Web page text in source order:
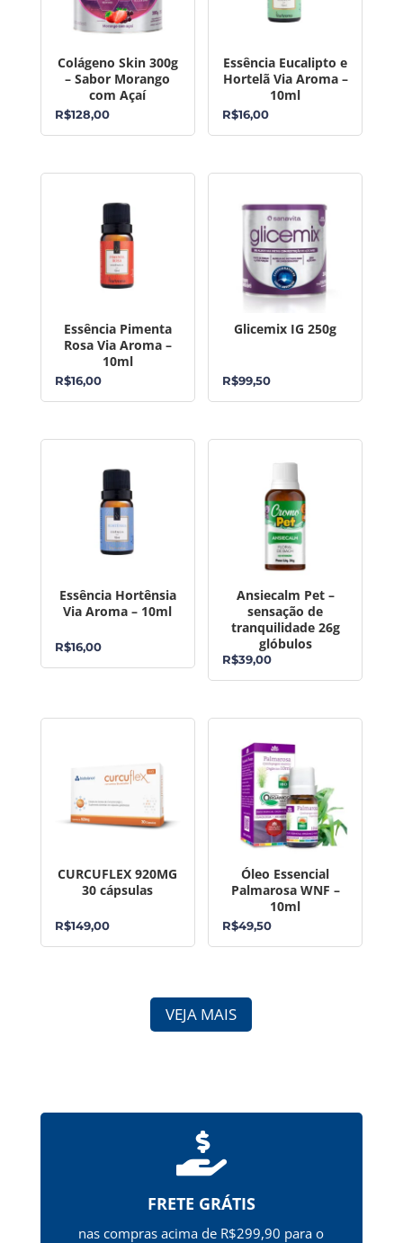
Colágeno Skin 300g
– Sabor Morango
com Açaí
R$128,00
Essência Eucalipto e
Hortelã Via Aroma –
10ml
R$16,00
Essência Pimenta
Rosa Via Aroma –
10ml
R$16,00
Glicemix IG 250g
R$99,50
Essência Hortênsia
Via Aroma – 10ml
R$16,00
Ansiecalm Pet –
sensação de
tranquilidade 26g
glóbulos
R$39,00
CURCUFLEX 920MG
30 cápsulas
R$149,00
Óleo Essencial
Palmarosa WNF –
10ml
R$49,50
VEJA MAIS

FRETE GRÁTIS
nas compras acima de R$299,90 para o